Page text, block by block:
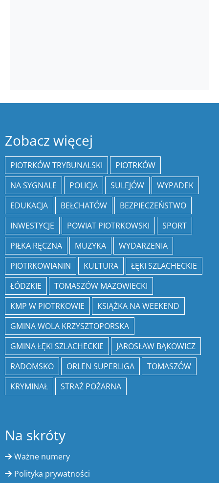
Zobacz więcej
PIOTRKÓW TRYBUNALSKI
PIOTRKÓW
NA SYGNALE
POLICJA SULEJÓW
WYPADEK
EDUKACJA
BEŁCHATÓW
BEZPIECZEŃSTWO
INWESTYCJE
POWIAT PIOTRKOWSKI
SPORT
PIŁKA RĘCZNA
MUZYKA
WYDARZENIA
PIOTRKOWIANIN
KULTURA
ŁĘKI SZLACHECKIE
ŁÓDZKIE
TOMASZÓW MAZOWIECKI
KMP W PIOTRKOWIE
KSIĄŻKA NA WEEKEND
GMINA WOLA KRZYSZTOPORSKA
GMINA ŁĘKI SZLACHECKIE
JAROSŁAW BĄKOWICZ
RADOMSKO
ORLEN SUPERLIGA
TOMASZÓW
KRYMINAŁ
STRAŻ POŻARNA
Na skróty
Ważne numery
Polityka prywatności